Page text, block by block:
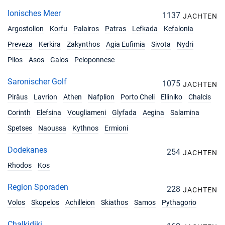
Buchen Sie diese Yacht
11/12/2026 - 18/12/2026 €2624
Buchen Sie diese Yacht
12/12/2026 - 19/12/2026
13/12/2026 - 20/12/2026 €2624
14/12/2026 - 21/12/2026
19/12/2026 - 26/12/2026 €2624
Buchen Sie diese Yacht
Ionisches Meer 1137 JACHTEN
Argostolion
Korfu Palairos Patras Lefkada
Kefalonia
Preveza
Kerkira Zakynthos Agia Eufimia Sivota
Nydri
Pilos
Asos Gaios Peloponnese
Saronischer Golf 1075 JACHTEN
Piräus
Lavrion Athen Nafplion Porto Cheli Elliniko
Chalcis
Corinth
Elefsina Vougliameni Glyfada Aegina
Salamina
Spetses
Naoussa Kythnos Ermioni
Dodekanes 254 JACHTEN
Rhodos
Kos
Region Sporaden 228 JACHTEN
Volos
Skopelos Achilleion Skiathos Samos Pythagorio